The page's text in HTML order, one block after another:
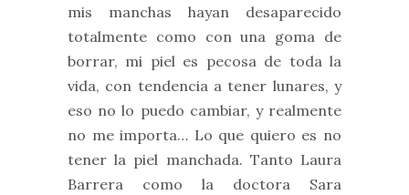
mis manchas hayan desaparecido
totalmente como con una goma de
borrar, mi piel es pecosa de toda la
vida, con tendencia a tener lunares, y
eso no lo puedo cambiar, y realmente
no me importa… Lo que quiero es no
tener la piel manchada. Tanto Laura
Barrera como la doctora Sara